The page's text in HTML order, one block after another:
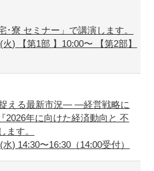
･寮 セミナー」で講演します。
) 【第1部 】10:00〜 【第2部】
える最新市況― ―経営戦略に
2026年に向けた経済動向と 不
ます。
) 14:30〜16:30（14:00受付）